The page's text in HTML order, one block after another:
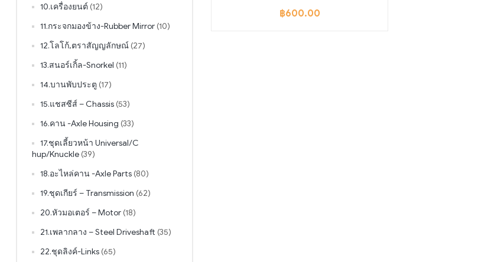
฿600.00
10.เครื่องยนต์ (12)
11.กระจกมองข้าง-Rubber Mirror (10)
12.โลโก้,ตราสัญญลักษณ์ (27)
13.สนอร์เกิ้ล-Snorkel (11)
14.บานพับประตู (17)
15.แชสซีส์ – Chassis (53)
16.คาน -Axle Housing (33)
17.ชุดเลี้ยวหน้า Universal/C
hup/Knuckle (39)
18.อะไหล่คาน -Axle Parts (80)
19.ชุดเกียร์ – Transmission (62)
20.หัวมอเตอร์ – Motor (18)
21.เพลากลาง – Steel Driveshaft (35)
22.ชุดลิงค์-Links (65)